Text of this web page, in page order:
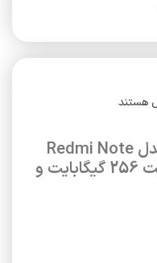
هستند
گوشی موبایل شیائومی مدل Redmi Note
14 4G دو سیم کارت ظرفیت 256 گیگابایت و